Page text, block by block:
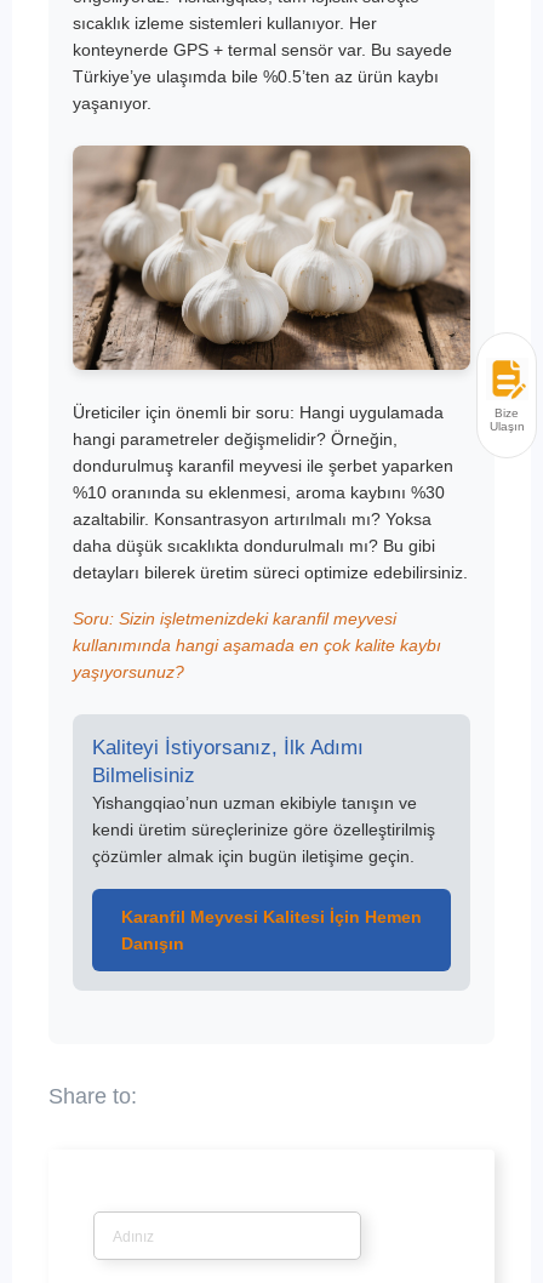
sıcaklık izleme sistemleri kullanıyor. Her
konteynerde GPS + termal sensör var. Bu sayede
Türkiye’ye ulaşımda bile %0.5’ten az ürün kaybı
yaşanıyor.
Üreticiler için önemli bir soru: Hangi uygulamada
hangi parametreler değişmelidir? Örneğin,
dondurulmuş karanfil meyvesi ile şerbet yaparken
%10 oranında su eklenmesi, aroma kaybını %30
azaltabilir. Konsantrasyon artırılmalı mı? Yoksa
daha düşük sıcaklıkta dondurulmalı mı? Bu gibi
detayları bilerek üretim süreci optimize edebilirsiniz.
Soru: Sizin işletmenizdeki karanfil meyvesi
kullanımında hangi aşamada en çok kalite kaybı
yaşıyorsunuz?
Kaliteyi İstiyorsanız, İlk Adımı
Bilmelisiniz
Yishangqiao’nun uzman ekibiyle tanışın ve
kendi üretim süreçlerinize göre özelleştirilmiş
çözümler almak için bugün iletişime geçin.
Karanfil Meyvesi Kalitesi İçin Hemen
Danışın
Bize
Ulaşın